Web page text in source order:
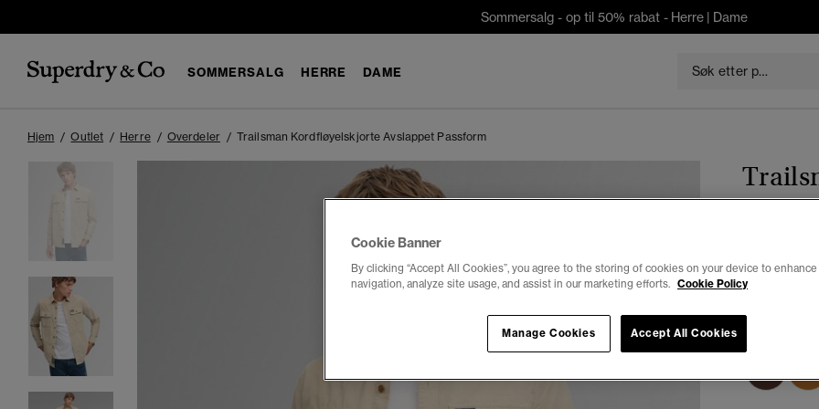
Sommersalg - op til 50% rabat - Herre | Dame
SOMMERSALG HERRE DAME
Hjem Outlet Herre Overdeler Trailsman Kordfløyelskjorte Avslappet Passform
kr
Cookie Banner
By clicking “Accept All Cookies”, you agree to the storing of cookies on your device to
navigation, analyze site usage, and assist in our marketing efforts. Cookie Policy
Accept All Cookies
Manage Cookies